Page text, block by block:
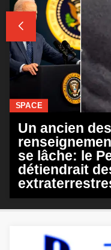

SPACE
Un ancien des
se lâche: le
détiendrait